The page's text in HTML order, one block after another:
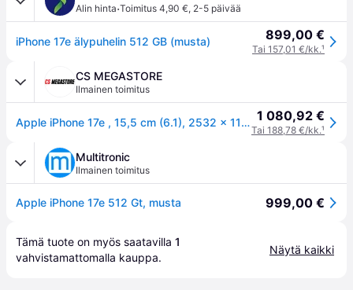
Alin hinta·Toimitus 4,90 €, 2-5 päivää
iPhone 17e älypuhelin 512 GB (musta) 899,00 €
Tai 157,01 €/kk.¹
CS MEGASTORE
Ilmainen toimitus
Apple iPhone 17e , 15,5 cm (6.1), 2532 x 1170 pikseliä, 512 GB, 48 MP, iOS 26, Musta 1 080,92 €
Tai 188,78 €/kk.¹
Multitronic
Ilmainen toimitus
Apple iPhone 17e 512 Gt, musta 999,00 €
Tämä tuote on myös saatavilla 1
vahvistamattomalla kauppa.
Näytä kaikki